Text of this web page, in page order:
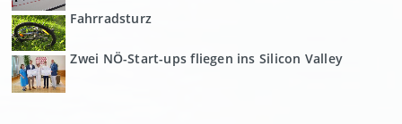
Fahrradsturz
Zwei NÖ-Start-ups fliegen ins Silicon Valley